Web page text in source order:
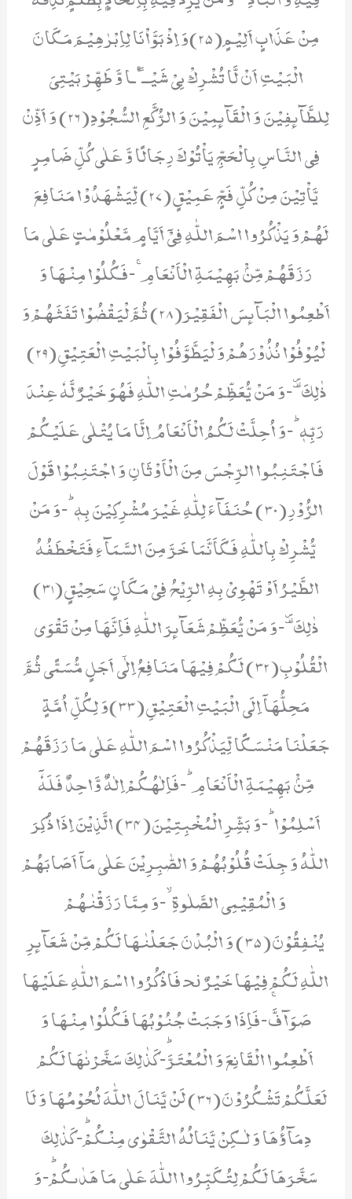
مِنْ عَذَابٍ اَلِیْمٍ(25)وَ اِذْ بَوَّاْنَا لِاِبْرٰهِیْمَ مَكَانَ
الْبَیْتِ اَنْ لَّا تُشْرِكْ بِیْ شَیْــٴًـا وَّ طَهِّرْ بَیْتِیَ
لِلطَّآىٕفِیْنَ وَ الْقَآىٕمِیْنَ وَ الرُّكَّعِ السُّجُوْدِ(26) وَ اَذِّنْ
فِی النَّاسِ بِالْحَجِّ یَاْتُوْكَ رِجَالًا وَّ عَلٰى كُلِّ ضَامِرٍ
یَّاْتِیْنَ مِنْ كُلِّ فَجٍّ عَمِیْقٍ(27) لِّیَشْهَدُوْا مَنَافِعَ
لَهُمْ وَ یَذْكُرُوا اسْمَ اللّٰهِ فِیْۤ اَیَّامٍ مَّعْلُوْمٰتٍ عَلٰى مَا
رَزَقَهُمْ مِّنْۢ بَهِیْمَةِ الْاَنْعَامِۚ-فَكُلُوْا مِنْهَا وَ
اَطْعِمُوا الْبَآىٕسَ الْفَقِیْرَ(28) ثُمَّ لْیَقْضُوْا تَفَثَهُمْ وَ
لْیُوْفُوْا نُذُوْرَهُمْ وَ لْیَطَّوَّفُوْا بِالْبَیْتِ الْعَتِیْقِ(29)
ذٰلِكَۗ-وَ مَنْ یُّعَظِّمْ حُرُمٰتِ اللّٰهِ فَهُوَ خَیْرٌ لَّهٗ عِنْدَ
رَبِّهٖؕ-وَ اُحِلَّتْ لَكُمُ الْاَنْعَامُ اِلَّا مَا یُتْلٰى عَلَیْكُمْ
فَاجْتَنِبُوا الرِّجْسَ مِنَ الْاَوْثَانِ وَ اجْتَنِبُوْا قَوْلَ
الزُّوْرِ(30) حُنَفَآءَ لِلّٰهِ غَیْرَ مُشْرِكِیْنَ بِهٖؕ-وَ مَنْ
یُّشْرِكْ بِاللّٰهِ فَكَاَنَّمَا خَرَّ مِنَ السَّمَآءِ فَتَخْطَفُهُ
الطَّیْرُ اَوْ تَهْوِیْ بِهِ الرِّیْحُ فِیْ مَكَانٍ سَحِیْقٍ(31)
ذٰلِكَۗ-وَ مَنْ یُّعَظِّمْ شَعَآىٕرَ اللّٰهِ فَاِنَّهَا مِنْ تَقْوَى
الْقُلُوْبِ(32) لَكُمْ فِیْهَا مَنَافِعُ اِلٰۤى اَجَلٍ مُّسَمًّى ثُمَّ
مَحِلُّهَاۤ اِلَى الْبَیْتِ الْعَتِیْقِ(33)وَ لِكُلِّ اُمَّةٍ
جَعَلْنَا مَنْسَكًا لِّیَذْكُرُوا اسْمَ اللّٰهِ عَلٰى مَا رَزَقَهُمْ
مِّنْۢ بَهِیْمَةِ الْاَنْعَامِؕ-فَاِلٰهُكُمْ اِلٰهٌ وَّاحِدٌ فَلَهٗۤ
اَسْلِمُوْاؕ-وَ بَشِّرِ الْمُخْبِتِیْنَ(34) الَّذِیْنَ اِذَا ذُكِرَ
اللّٰهُ وَ جِلَتْ قُلُوْبُهُمْ وَ الصّٰبِرِیْنَ عَلٰى مَاۤ اَصَابَهُمْ
وَ الْمُقِیْمِی الصَّلٰوةِۙ-وَ مِمَّا رَزَقْنٰهُمْ
یُنْفِقُوْنَ(35) وَ الْبُدْنَ جَعَلْنٰهَا لَكُمْ مِّنْ شَعَآىٕرِ
اللّٰهِ لَكُمْ فِیْهَا خَیْرٌ ﳓ فَاذْكُرُوا اسْمَ اللّٰهِ عَلَیْهَا
صَوَآفَّۚ-فَاِذَا وَجَبَتْ جُنُوْبُهَا فَكُلُوْا مِنْهَا وَ
اَطْعِمُوا الْقَانِعَ وَ الْمُعْتَرَّؕ-كَذٰلِكَ سَخَّرْنٰهَا لَكُمْ
لَعَلَّكُمْ تَشْكُرُوْنَ(36) لَنْ یَّنَالَ اللّٰهَ لُحُوْمُهَا وَ لَا
دِمَآؤُهَا وَ لٰـكِنْ یَّنَالُهُ التَّقْوٰى مِنْكُمْؕ-كَذٰلِكَ
سَخَّرَهَا لَكُمْ لِتُكَبِّرُوا اللّٰهَ عَلٰى مَا هَدٰىكُمْؕ-وَ